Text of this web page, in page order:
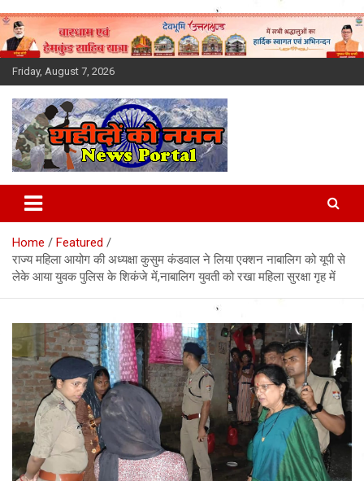
Skip
to
content
Friday, August 7, 2026
Latest News Today, Breaking
News, Uttarakhand News in
Hindi
Home
Featured
राज्य महिला आयोग की अध्यक्षा कुसुम कंडवाल ने लिया एक्शन नाबालिग को यूपी से
लेके आया युवक पुलिस के शिकंजे में,नाबालिग युवती को रखा महिला सुरक्षा गृह में